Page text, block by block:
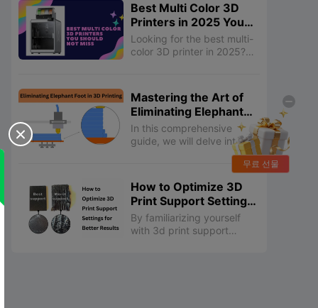
Best Multi Color 3D
Printers in 2025 You
Should Not Miss
Looking for the best multi-
color 3D printer in 2025?
including the Creality K2
Plus and more. These best
3D printers provide
stunning results with
multicolor 3D prints, ideal
for creating intricate multi-
about the different
methods for printing
multicolor 3D designs, such
as dual extruders and
Mastering the Art of
Eliminating Elephant
Foot in 3D Printing
In this comprehensive
guide, we will delve into the
root causes of the elephant
to prevent and mitigate it,
and uncover post-
processing techniques to
salvage affected prints.
How to Optimize 3D
Print Support Settings
for Better Results
By familiarizing yourself
with 3d print support
무료 선물
